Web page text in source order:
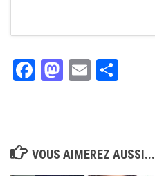
Facebook
Mastodon
Email
VOUS AIMEREZ AUSSI...